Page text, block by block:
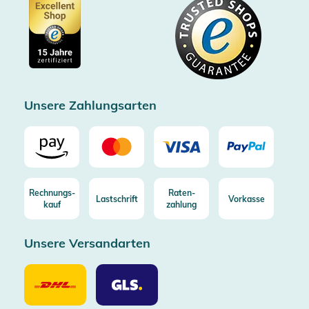
Datenschutz
Cookie-Einstellungen
Showroom Düsseldorf
Impressum
Käuferschutz bis 20000€
Gratis Versand ab 100€ Bestellwert (in DE/AT)
Kostenlose Rücksendung (aus DE/AT)
Unsere Zahlungsarten
Rechnungs-
kauf
Lastschrift
Raten-
zahlung
Vorkasse
Unsere Versandarten
Unsere
Versandarten
DHL
Unsere
Versandarten
GLS